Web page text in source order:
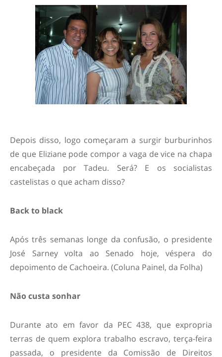
Depois disso, logo começaram a surgir burburinhos
de que Eliziane pode compor a vaga de vice na chapa
encabeçada por Tadeu. Será? E os socialistas
castelistas o que acham disso?
Back to black
Após três semanas longe da confusão, o presidente
José Sarney volta ao Senado hoje, véspera do
depoimento de Cachoeira. (Coluna Painel, da Folha)
Não custa sonhar
Durante ato em favor da PEC 438, que expropria
terras de quem explora trabalho escravo, terça-feira
passada, o presidente da Comissão de Direitos